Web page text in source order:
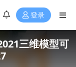
登录
三维模型可